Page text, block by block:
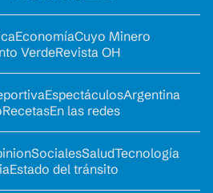
EconomíaCuyo Minero
VerdeRevista OH
EspectáculosArgentina
RecetasEn las redes
SocialesSaludTecnología
Estado del tránsito